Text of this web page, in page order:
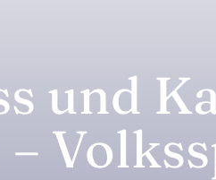
und